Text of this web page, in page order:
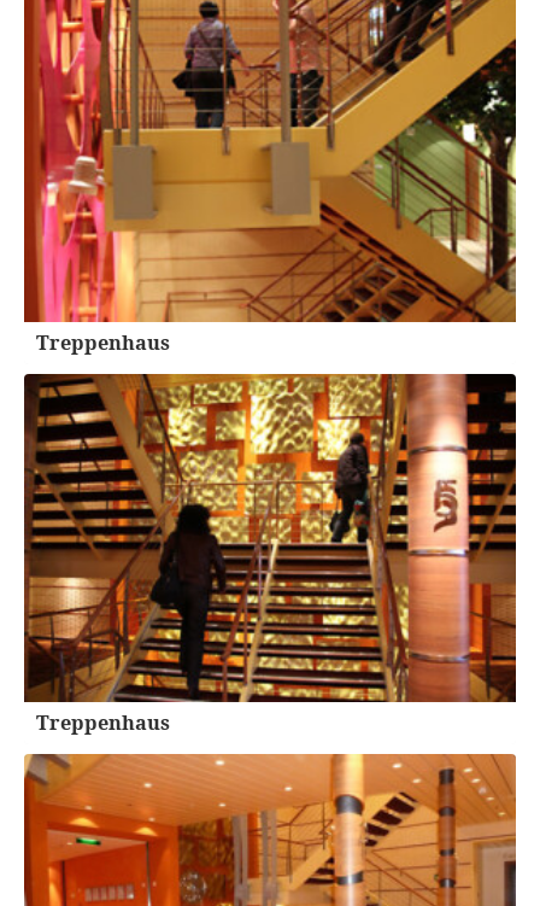
Treppenhaus
Treppenhaus